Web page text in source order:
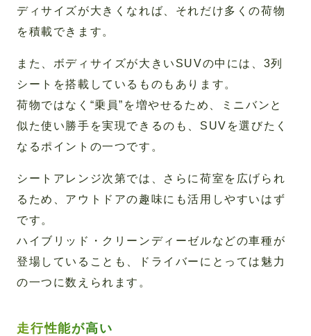
ディサイズが大きくなれば、それだけ多くの荷物
を積載できます。
また、ボディサイズが大きいSUVの中には、3列
シートを搭載しているものもあります。
荷物ではなく“乗員”を増やせるため、ミニバンと
似た使い勝手を実現できるのも、SUVを選びたく
なるポイントの一つです。
シートアレンジ次第では、さらに荷室を広げられ
るため、アウトドアの趣味にも活用しやすいはず
です。
ハイブリッド・クリーンディーゼルなどの車種が
登場していることも、ドライバーにとっては魅力
の一つに数えられます。
走行性能が高い